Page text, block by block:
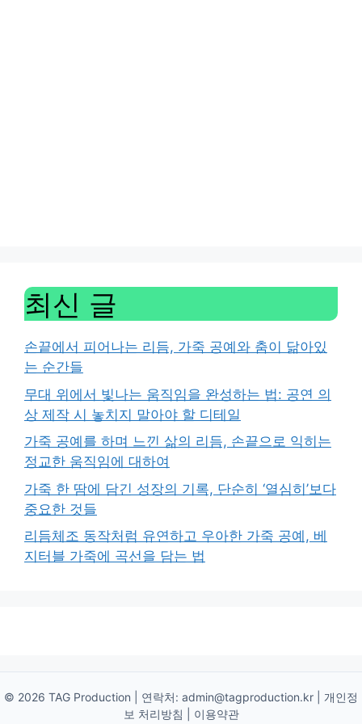
최신 글
손끝에서 피어나는 리듬, 가죽 공예와 춤이 닮아있
는 순간들
무대 위에서 빛나는 움직임을 완성하는 법: 공연 의
상 제작 시 놓치지 말아야 할 디테일
가죽 공예를 하며 느낀 삶의 리듬, 손끝으로 익히는
정교한 움직임에 대하여
가죽 한 땀에 담긴 성장의 기록, 단순히 ‘열심히’보다
중요한 것들
리듬체조 동작처럼 유연하고 우아한 가죽 공예, 베
지터블 가죽에 곡선을 담는 법
© 2026 TAG Production | 연락처: admin@tagproduction.kr
개인정
보 처리방침
이용약관